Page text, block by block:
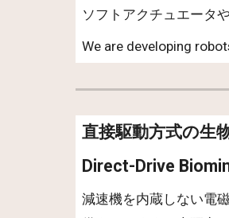
ソフトアクチュエータ
We are developing
直接駆動方式の生
Direct-Drive
減速機を内蔵しない電